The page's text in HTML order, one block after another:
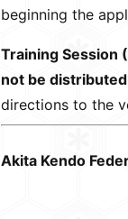
beginning the
Training Session
not be distributed
directions to the
Akita Kendo